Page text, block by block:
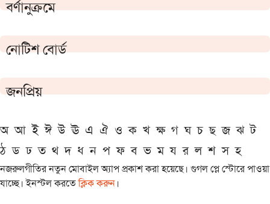
বর্ণানুক্রমে
নোটিশ বোর্ড
জনপ্রিয়
অ আ ই ঈ উ ঊ এ ঐ ও ক খ ক্ষ গ ঘ চ ছ জ ঝ ট
ঠ ড ঢ ত থ দ ধ ন প ফ ব ভ ম য র ল শ স হ
নজরুলগীতির নতুন মোবাইল অ্যাপ প্রকাশ করা হয়েছে। গুগল প্লে স্টোরে পাওয়া
যাচ্ছে। ইনস্টল করতেক্লিক করুন।